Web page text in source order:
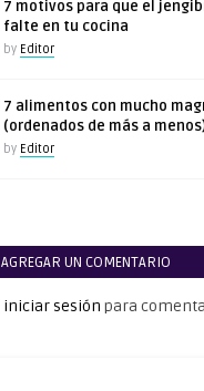
7 motivos para que el
falte en tu cocina
by Editor
7 alimentos con mucho
(ordenados de más a
by Editor
AGREGAR UN COMENTARIO
iniciar sesión para